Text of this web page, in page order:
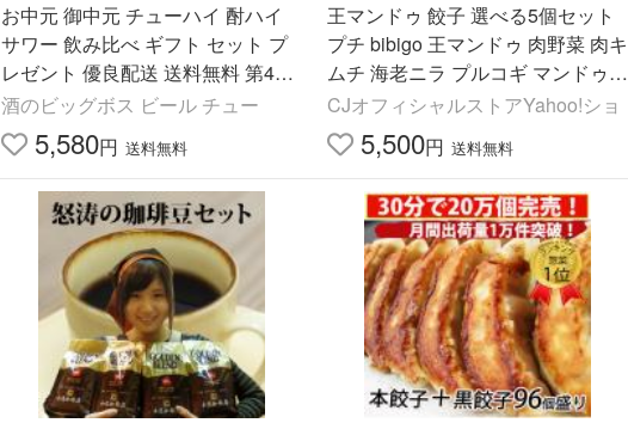
お中元 御中元 チューハイ 酎ハイ
サワー 飲み比べ ギフト セット プ
レゼント 優良配送 送料無料 第4弾
チューハイ祭り 30種セット『AS
H』
酒のビッグボス ビール チュー
5,580円 送料無料
王マンドゥ 餃子 選べる5個セット
プチ bibigo 王マンドゥ 肉野菜 肉キ
ムチ 海老ニラ プルコギ マンドゥ餃
子
CJオフィシャルストアYahoo!ショ
5,500円 送料無料